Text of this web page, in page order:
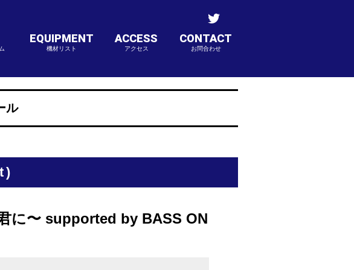
EQUIPMENT
機材リスト
ACCESS
アクセス
CONTACT
お問合わせ
ル
に〜 supported by BASS ON